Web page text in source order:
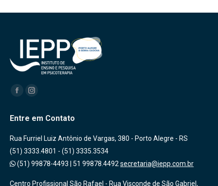
Encontre-nos em:
FacebookInstagram
Entre em Contato
Rua Furriel Luiz Antônio de Vargas, 380 - Porto Alegre - RS
(51) 3333.4801 - (51) 3335.3534
(51) 99878-4493
51 99878.4492 secretaria@iepp.com.br
Centro Profissional São Rafael - Rua Visconde de São Gabriel,